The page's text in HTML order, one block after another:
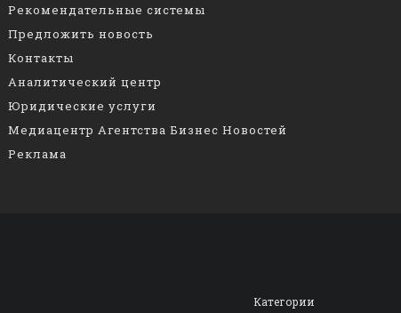
Рекомендательные системы
Предложить новость
Контакты
Аналитический центр
Юридические услуги
Медиацентр Агентства Бизнес Новостей
Реклама
Категории